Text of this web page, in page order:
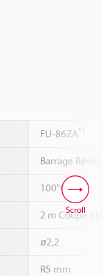
FU-86ZA*1
Barrage
100°C
2 m Coupe
ø2,2
R5 mm
Scroll